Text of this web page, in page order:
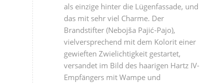
als einzige hinter die Lügenfassade, und
das mit sehr viel Charme. Der
Brandstifter (Nebojša Pajić-Pajo),
vielversprechend mit dem Kolorit einer
gewieften Zwielichtigkeit gestartet,
versandet im Bild des haarigen Hartz IV-
Empfängers mit Wampe und